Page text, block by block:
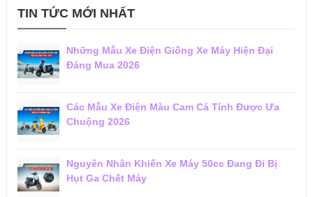
TIN TỨC MỚI NHẤT
Những Mẫu Xe Điện Giống Xe Máy Hiện Đại
Đáng Mua 2026
Các Mẫu Xe Điện Màu Cam Cá Tính Được Ưa
Chuộng 2026
Nguyên Nhân Khiến Xe Máy 50cc Đang Đi Bị
Hụt Ga Chết Máy